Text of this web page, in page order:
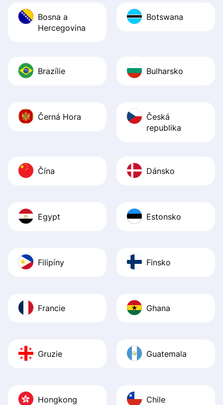
Bosna a
Hercegovina
Botswana
Brazílie Bulharsko
Černá Hora
Česká
republika
Čína Dánsko
Egypt Estonsko
Filipíny Finsko
Francie Ghana
Gruzie Guatemala
Hongkong Chile